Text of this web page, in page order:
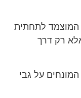
המוצמד לתחתית
רק דרך
על גבי